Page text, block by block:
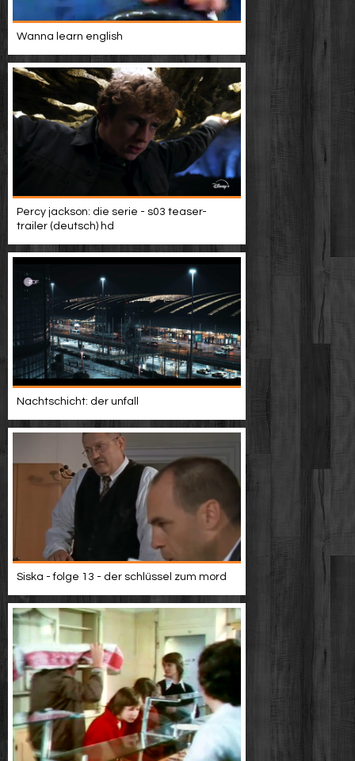
Wanna learn english
Percy jackson: die serie - s03 teaser-
trailer (deutsch) hd
Nachtschicht: der unfall
Siska - folge 13 - der schlüssel zum mord